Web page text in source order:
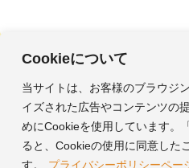
Cookieについて
当サイトは、お客様のブラウジ
イズされた広告やコンテンツの
めにCookieを使用しています。
ると、Cookieの使用に同意した
す。
プライバシーポリシーペー
フリーBGM・効果音｜
ホーム
ガイド